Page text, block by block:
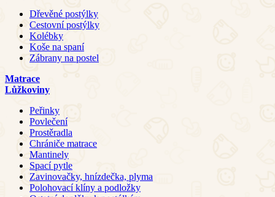
Dřevěné postýlky
Cestovní postýlky
Kolébky
Koše na spaní
Zábrany na postel
Matrace
Lůžkoviny
Peřinky
Povlečení
Prostěradla
Chrániče matrace
Mantinely
Spací pytle
Zavinovačky, hnízdečka, plyma
Polohovací klíny a podložky